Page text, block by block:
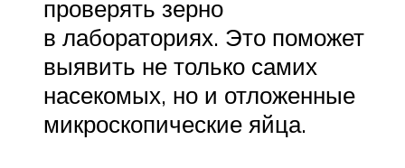
проверять зерно
в лабораториях. Это поможет
выявить не только самих
насекомых, но и отложенные
микроскопические яйца.